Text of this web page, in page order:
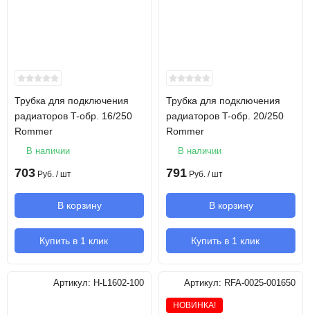
Трубка для подключения
радиаторов T-обр. 16/250
Rommer
В наличии
703 Руб. / шт
В корзину
Купить в 1 клик
Трубка для подключения
радиаторов T-обр. 20/250
Rommer
В наличии
791 Руб. / шт
В корзину
Купить в 1 клик
Артикул: H-L1602-100 Артикул: RFA-0025-001650
НОВИНКА!